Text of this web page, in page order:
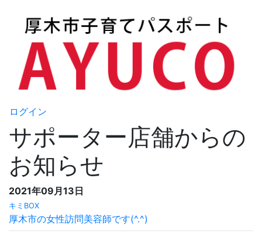
ログイン
サポーター店舗からの
お知らせ
2021年09月13日
キミBOX
厚木市の女性訪問美容師です(^.^)